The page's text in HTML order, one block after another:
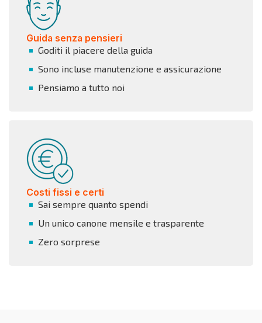
Guida senza pensieri
Goditi il piacere della guida
Sono incluse manutenzione e assicurazione
Pensiamo a tutto noi
Costi fissi e certi
Sai sempre quanto spendi
Un unico canone mensile e trasparente
Zero sorprese